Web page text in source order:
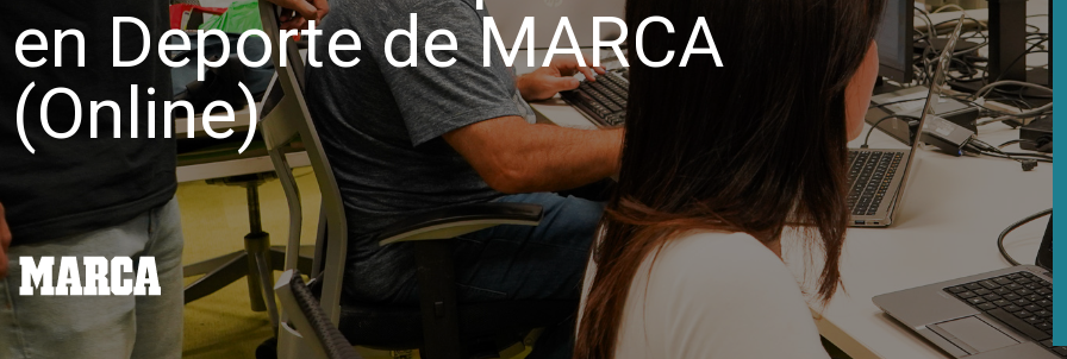
en Deporte de MARCA
(Online)